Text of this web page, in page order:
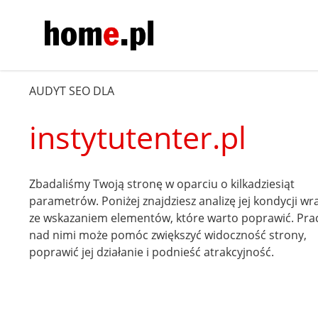
AUDYT SEO DLA
instytutenter.pl
Zbadaliśmy Twoją stronę w oparciu o kilkadziesiąt
parametrów. Poniżej znajdziesz analizę jej kondycji
ze wskazaniem elementów, które warto poprawić.
nad nimi może pomóc zwiększyć widoczność strony,
poprawić jej działanie i podnieść atrakcyjność.